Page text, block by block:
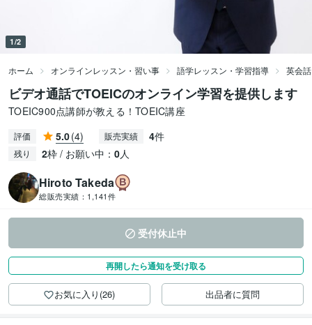
1/2
ホーム オンラインレッスン・習い事 語学レッスン・学習指導 英会
ビデオ通話でTOEICのオンライン学習を提供します
TOEIC900点講師が教える！TOEIC講座
評価 5.0(4) 販売実績 4件
残り 2枠 / お願い中： 0人
Hiroto Takeda
総販売実績： 1,141件
受付休止中
再開したら通知を受け取る
お気に入り(26) 出品者に質問